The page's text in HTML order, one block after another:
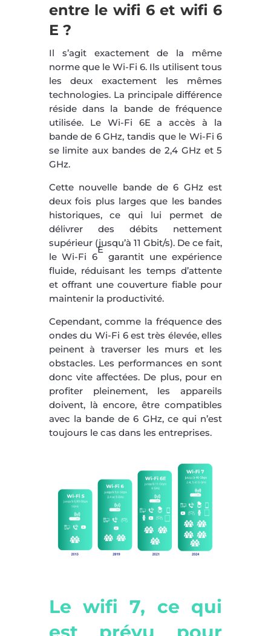
entre le wifi 6 et wifi 6
E ?
Il s’agit exactement de la même
norme que le Wi-Fi 6. Ils utilisent tous
les deux exactement les mêmes
technologies. La principale différence
réside dans la bande de fréquence
utilisée. Le Wi-Fi 6E a accès à la
bande de 6 GHz, tandis que le Wi-Fi 6
se limite aux bandes de 2,4 GHz et 5
GHz.
Cette nouvelle bande de 6 GHz est
deux fois plus larges que les bandes
historiques, ce qui lui permet de
délivrer des débits nettement
supérieur (jusqu’à 11 Gbit/s). De ce fait,
le Wi-Fi 6
E
garantit une expérience
fluide, réduisant les temps d’attente
et offrant une couverture fiable pour
maintenir la productivité.
Cependant, comme la fréquence des
ondes du Wi-Fi 6 est très élevée, elles
peinent à traverser les murs et les
obstacles. Les performances en sont
donc vite affectées. De plus, pour en
profiter pleinement, les appareils
doivent, là encore, être compatibles
avec la bande de 6 GHz, ce qui n’est
toujours le cas dans les entreprises.
Le wifi 7, ce qui